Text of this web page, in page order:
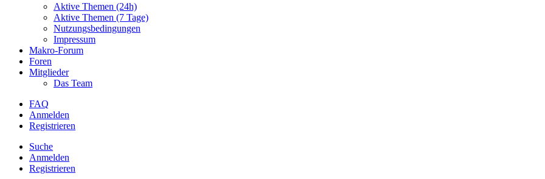
Aktive Themen (24h)
Aktive Themen (7 Tage)
Nutzungsbedingungen
Impressum
Makro-Forum
Foren
Mitglieder
Das Team
FAQ
Anmelden
Registrieren
Suche
Anmelden
Registrieren